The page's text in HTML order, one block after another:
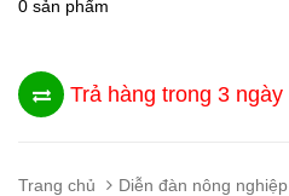
0 sản phẩm
Trả hàng trong 3 ngày
Trang chủ
Diễn đàn nông nghiệp